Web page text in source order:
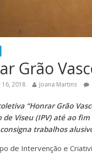
Grão
2018 Joana Martins
“Honrar Grão
de Viseu (IPV) até ao
trabalhos
de Intervenção e